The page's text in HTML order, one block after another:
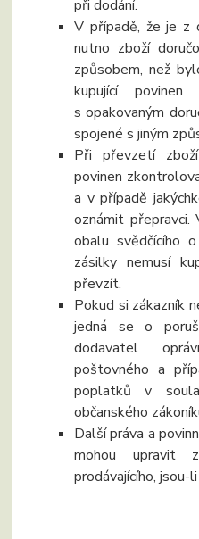
při dodání.
V případě, že je z
nutno zboží
způsobem, než
kupující povinen
s opakovaným
spojené s jiným
Při převzetí
povinen
a v případě
oznámit přepravci.
obalu svědčícího
zásilky nemusí
převzít.
Pokud si zákazník
jedná se o
dodavatel
poštovného a
poplatků v
občanského
Další práva a
mohou upravit
prodávajícího, jsou-